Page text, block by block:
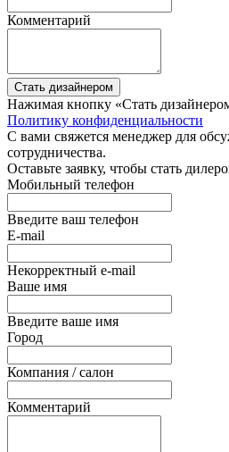
Комментарий
Стать дизайнером
Нажимая кнопку «Стать
Политику конфиденциальности
С вами свяжется менеджер для
сотрудничества.
Оставьте заявку, чтобы стать
Мобильный телефон
Введите ваш телефон
E-mail
Некорректный e-mail
Ваше имя
Введите ваше имя
Город
Компания / салон
Комментарий